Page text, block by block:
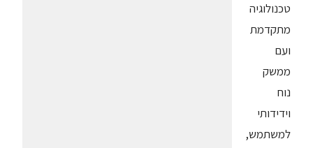
טכנולוגיה
מתקדמת
ועם
ממשק
נוח
וידידותי
למשתמש,